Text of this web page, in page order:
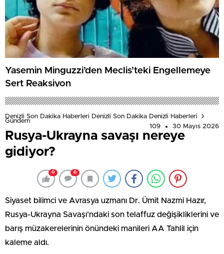
Yasemin Minguzzi’den Meclis’teki Engellemeye
Sert Reaksiyon
Denizli Son Dakika Haberleri Denizli Son Dakika Denizli Haberleri
Gündem
109
30 Mayıs 2026
Rusya-Ukrayna savaşı nereye
gidiyor?
0 0
Siyaset bilimci ve Avrasya uzmanı Dr. Ümit Nazmi Hazır,
Rusya-Ukrayna Savaşı’ndaki son telaffuz değişikliklerini ve
barış müzakerelerinin önündeki manileri AA Tahlil için
kaleme aldı.